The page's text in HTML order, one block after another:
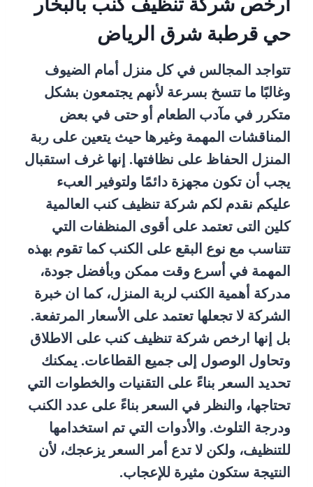
ارخص شركة تنظيف كنب بالبخار
حي قرطبة شرق الرياض
تتواجد المجالس في كل منزل أمام الضيوف
وغالبًا ما تتسخ بسرعة لأنهم يجتمعون بشكل
متكرر في مآدب الطعام أو حتى في بعض
المناقشات المهمة وغيرها حيث يتعين على ربة
المنزل الحفاظ على نظافتها. إنها غرف استقبال
يجب أن تكون مجهزة دائمًا ولتوفير العبء
عليكم نقدم لكم شركة تنظيف كنب العالمية
كلين التى تعتمد على أقوى المنظفات التي
تتناسب مع نوع البقع على الكنب كما تقوم بهذه
المهمة في أسرع وقت ممكن وبأفضل جودة،
مدركة أهمية الكنب لربة المنزل، كما ان خبرة
الشركة لا تجعلها تعتمد على الأسعار المرتفعة.
بل إنها ارخص شركة تنظيف كنب على الاطلاق
وتحاول الوصول إلى جميع القطاعات. يمكنك
تحديد السعر بناءً على التقنيات والخطوات التي
تحتاجها، والنظر في السعر بناءً على عدد الكنب
ودرجة التلوث. والأدوات التي تم استخدامها
للتنظيف، ولكن لا تدع أمر السعر يزعجك، لأن
النتيجة ستكون مثيرة للإعجاب.